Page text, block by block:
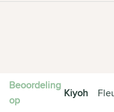
Beoordeling
op
Kiyoh